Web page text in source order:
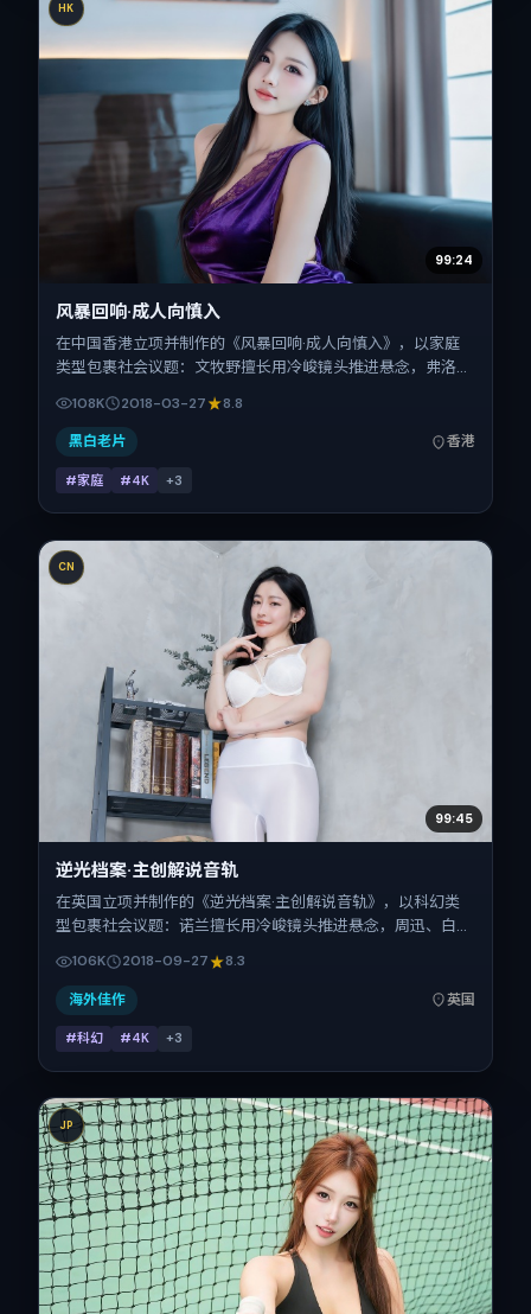
HK
99:24
风暴回响·成人向慎入
在中国香港立项并制作的《风暴回响·成人向慎入》，以家庭
类型包裹社会议题：文牧野擅长用冷峻镜头推进悬念，弗洛伦
间：2018-03-27；片长159分钟；适合关注现实质感与类型
片结构的观众。
108K 2018-03-27 8.8
黑白老片 香港
#家庭 #4K +3
CN
99:45
逆光档案·主创解说音轨
在英国立项并制作的《逆光档案·主创解说音轨》，以科幻类
型包裹社会议题：诺兰擅长用冷峻镜头推进悬念，周迅、白
之一。上映时间：2018-09-27；片长176分钟；适合关注现
实质感与类型片结构的观众。
106K 2018-09-27 8.3
海外佳作 英国
#科幻 #4K +3
JP